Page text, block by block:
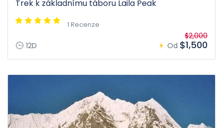
Trek k základnímu táboru Laila Peak
1 Recenze
12D Od
$2,000
$1,500